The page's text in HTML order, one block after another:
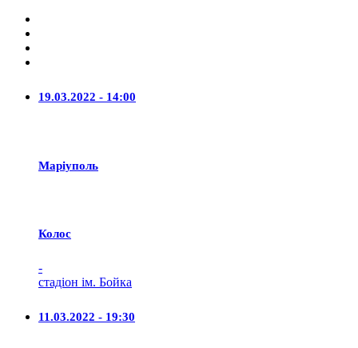
19.03.2022 - 14:00
Маріуполь
Колос
-
стадіон ім. Бойка
11.03.2022 - 19:30